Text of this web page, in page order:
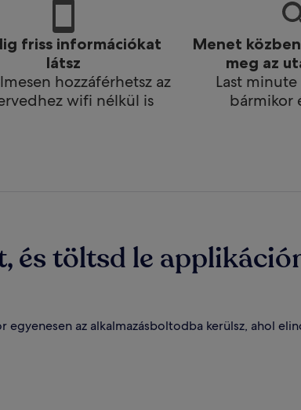
friss információkat
látsz
hozzáférhetsz az
wifi nélkül is
Menet
meg az
Last
bármikor
és töltsd le
egyenesen az alkalmazásboltodba kerülsz, ahol